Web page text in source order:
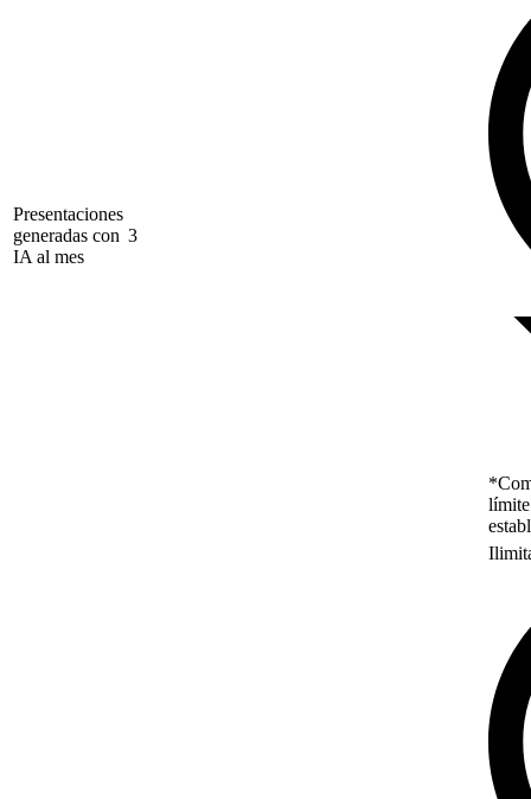
Presentaciones
generadas con
IA al mes
3